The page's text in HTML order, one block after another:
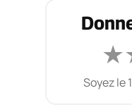
★
Soyez le 1